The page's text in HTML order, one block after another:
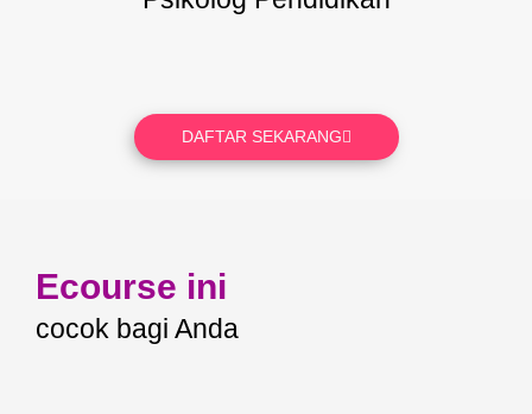
DAFTAR SEKARANG
Ecourse ini
cocok bagi Anda